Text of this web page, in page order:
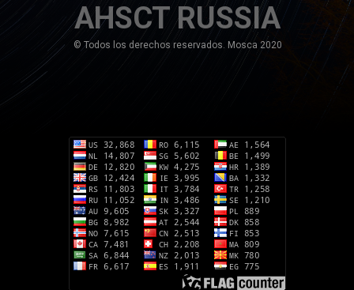
AHSCT RUSSIA
© Todos los derechos reservados. Mosca 2020